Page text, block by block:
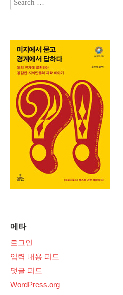
메타
로그인
입력 내용 피드
댓글 피드
WordPress.org